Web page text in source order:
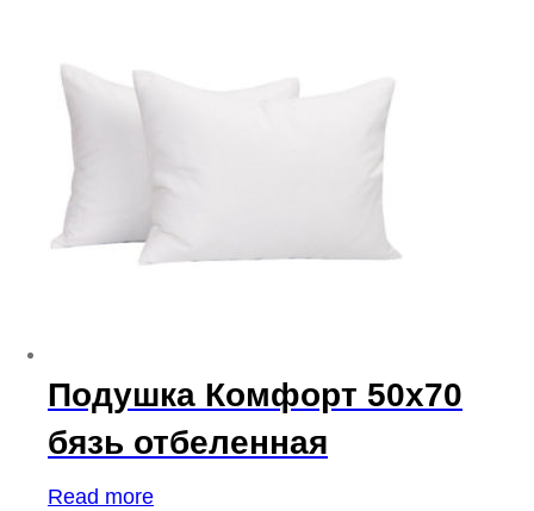
Подушка Комфорт 50х70
бязь отбеленная
Read more